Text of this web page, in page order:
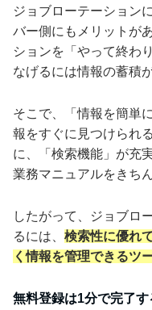
ジョブローテーション
バー側にもメリットが
ションを「やって終わ
なげるには情報の蓄積
そこで、「情報を簡単
報をすぐに見つけられ
に、「検索機能」が充
業務マニュアルをきち
したがって、ジョブロ
るには、 検索性に優れ
く情報を管理できるツ
無料登録は1分で完了す